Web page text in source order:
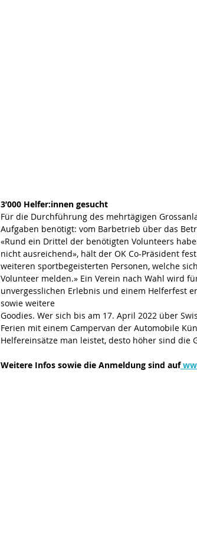
3’000 Helfer:innen gesucht
Für die Durchführung des mehrtägigen
Aufgaben benötigt: vom Barbetrieb über das
«Rund ein Drittel der benötigten Volunteers
nicht ausreichend», hält der OK Co-Präsident
weiteren sportbegeisterten Personen, welche
Volunteer melden.» Ein Verein nach Wahl wird
unvergesslichen Erlebnis und einem Helferfest
sowie weitere
Goodies. Wer sich bis am 17. April 2022 über
Ferien mit einem Campervan der Automobile
Helfereinsätze man leistet, desto höher sind die
Weitere Infos sowie die Anmeldung sind auf